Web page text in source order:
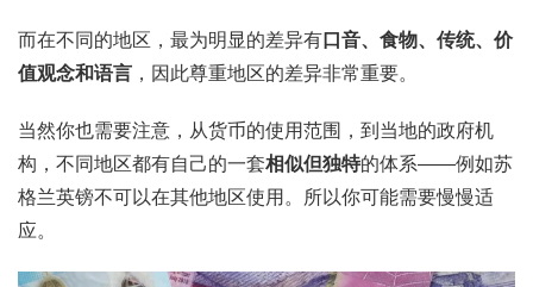
而在不同的地区，最为明显的差异有口音、食物、传统、价
值观念和语言 ，因此尊重地区的差异非常重要。
当然你也需要注意，从货币的使用范围，到当地的政府机
构，不同地区都有自己的一套相似但独特的体系——例如苏
格兰英镑不可以在其他地区使用。所以你可能需要慢慢适
应。